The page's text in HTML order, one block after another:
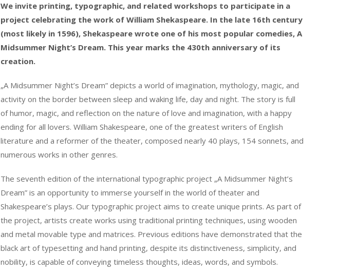
We invite printing, typographic, and related workshops to participate in a
project celebrating the work of William Shekaspeare. In the late 16th century
(most likely in 1596), Shekaspeare wrote one of his most popular comedies, A
Midsummer Night’s Dream. This year marks the 430th anniversary of its
creation.
„A Midsummer Night’s Dream” depicts a world of imagination, mythology, magic, and
activity on the border between sleep and waking life, day and night. The story is full
of humor, magic, and reflection on the nature of love and imagination, with a happy
ending for all lovers. William Shakespeare, one of the greatest writers of English
literature and a reformer of the theater, composed nearly 40 plays, 154 sonnets, and
numerous works in other genres.
The seventh edition of the international typographic project „A Midsummer Night’s
Dream” is an opportunity to immerse yourself in the world of theater and
Shakespeare’s plays. Our typographic project aims to create unique prints. As part of
the project, artists create works using traditional printing techniques, using wooden
and metal movable type and matrices. Previous editions have demonstrated that the
black art of typesetting and hand printing, despite its distinctiveness, simplicity, and
nobility, is capable of conveying timeless thoughts, ideas, words, and symbols.